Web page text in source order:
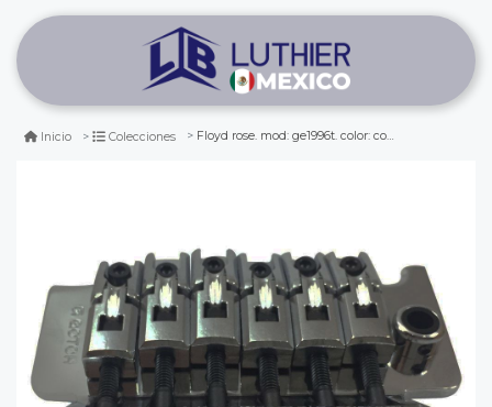
Inicio Colecciones Floyd rose. mod: ge1996t. color: cosmo black con bloque de 36 mm